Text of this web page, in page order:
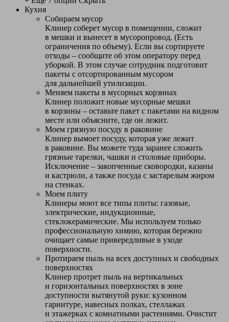
Кухня
Собираем мусор
Клинер соберет мусор в помещении, сложит
в мешки и вынесет в мусоропровод. (Есть
ограничения по объему). Если вы сортируете
отходы – сообщите об этом оператору перед
уборкой. В этом случае сотрудник подготовит
пакеты с отсортированным мусором
для дальнейшей утилизации.
Меняем пакеты в мусорных корзинах
Клинер положит новые мусорные мешки
в корзины – оставьте пакет с пакетами на видном
месте или объясните, где он лежит.
Моем грязную посуду в раковине
Клинер вымоет посуду, которая уже лежит
в раковине. Вы можете туда заранее сложить
грязные тарелки, чашки и столовые приборы.
Исключение – закопченные сковородки, казаны
и кастрюли, а также посуда с застарелым жиром
на стенках.
Моем плиту
Клинеры моют все типы плиты: газовые,
электрические, индукционные,
стеклокерамические. Мы используем только
профессиональную химию, которая бережно
очищает самые привередливые в уходе
поверхности.
Протираем пыль на всех доступных и свободных
поверхностях
Клинер протрет пыль на вертикальных
и горизонтальных поверхностях в зоне
доступности вытянутой руки: кухонном
гарнитуре, навесных полках, стеллажах
и этажерках с комнатными растениями. Очистит